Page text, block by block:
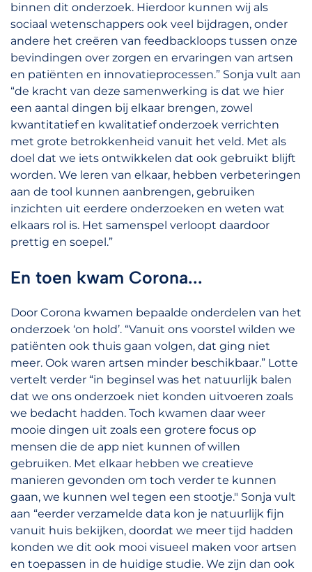
binnen dit onderzoek. Hierdoor kunnen wij als
sociaal wetenschappers ook veel bijdragen, onder
andere het creëren van feedbackloops tussen onze
bevindingen over zorgen en ervaringen van artsen
en patiënten en innovatieprocessen.” Sonja vult aan
“de kracht van deze samenwerking is dat we hier
een aantal dingen bij elkaar brengen, zowel
kwantitatief en kwalitatief onderzoek verrichten
met grote betrokkenheid vanuit het veld. Met als
doel dat we iets ontwikkelen dat ook gebruikt blijft
worden. We leren van elkaar, hebben verbeteringen
aan de tool kunnen aanbrengen, gebruiken
inzichten uit eerdere onderzoeken en weten wat
elkaars rol is. Het samenspel verloopt daardoor
prettig en soepel.”
En toen kwam Corona...
Door Corona kwamen bepaalde onderdelen van het
onderzoek ‘on hold’. “Vanuit ons voorstel wilden we
patiënten ook thuis gaan volgen, dat ging niet
meer. Ook waren artsen minder beschikbaar.” Lotte
vertelt verder “in beginsel was het natuurlijk balen
dat we ons onderzoek niet konden uitvoeren zoals
we bedacht hadden. Toch kwamen daar weer
mooie dingen uit zoals een grotere focus op
mensen die de app niet kunnen of willen
gebruiken. Met elkaar hebben we creatieve
manieren gevonden om toch verder te kunnen
gaan, we kunnen wel tegen een stootje." Sonja vult
aan “eerder verzamelde data kon je natuurlijk fijn
vanuit huis bekijken, doordat we meer tijd hadden
konden we dit ook mooi visueel maken voor artsen
en toepassen in de huidige studie. We zijn dan ook